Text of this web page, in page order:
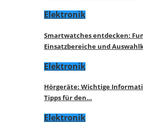
Elektronik
Smartwatches entdecken:
Einsatzbereiche und
Elektronik
Hörgeräte: Wichtige
Tipps für den…
Elektronik